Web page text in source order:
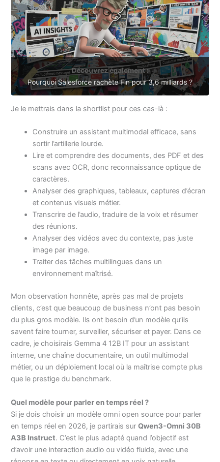
Découvrez également :
Pourquoi Salesforce rachète Fin pour 3,6 milliards ?
Je le mettrais dans la shortlist pour ces cas-là :
Construire un assistant multimodal efficace, sans
sortir l’artillerie lourde.
Lire et comprendre des documents, des PDF et des
scans avec OCR, donc reconnaissance optique de
caractères.
Analyser des graphiques, tableaux, captures d’écran
et contenus visuels métier.
Transcrire de l’audio, traduire de la voix et résumer
des réunions.
Analyser des vidéos avec du contexte, pas juste
image par image.
Traiter des tâches multilingues dans un
environnement maîtrisé.
Mon observation honnête, après pas mal de projets
clients, c’est que beaucoup de business n’ont pas besoin
du plus gros modèle. Ils ont besoin d’un modèle qu’ils
savent faire tourner, surveiller, sécuriser et payer. Dans ce
cadre, je choisirais Gemma 4 12B IT pour un assistant
interne, une chaîne documentaire, un outil multimodal
métier, ou un déploiement local où la maîtrise compte plus
que le prestige du benchmark.
Quel modèle pour parler en temps réel ?
Si je dois choisir un modèle omni open source pour parler
en temps réel en 2026, je partirais surQwen3-Omni 30B
A3B Instruct. C’est le plus adapté quand l’objectif est
d’avoir une interaction audio ou vidéo fluide, avec une